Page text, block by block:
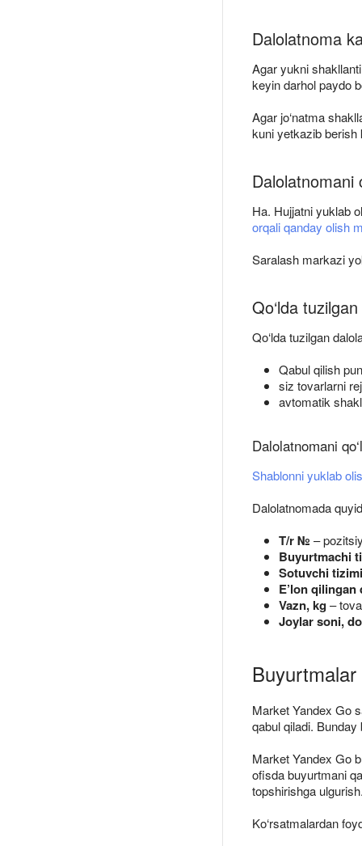
Dalolatnoma
Agar yukni
keyin darhol paydo
Agar jo‘natma
kuni yetkazib
Dalolatnomani
Ha. Hujjatni yuklab
orqali qanday olish
Saralash markazi
Qo‘lda
Qo‘lda tuzilgan
Qabul qilish
siz tovarlarni
avtomatik
Dalolatnomani
Shablonni yuklab
Dalolatnomada
T/r № –
Buyurtmachi
Sotuvchi
E’lon qilingan
Vazn, kg –
Joylar soni,
Market Yandex Go
qabul qiladi.
Market Yandex Go
ofisda buyurtmani
topshirishga ulgurish
Ko‘rsatmalardan